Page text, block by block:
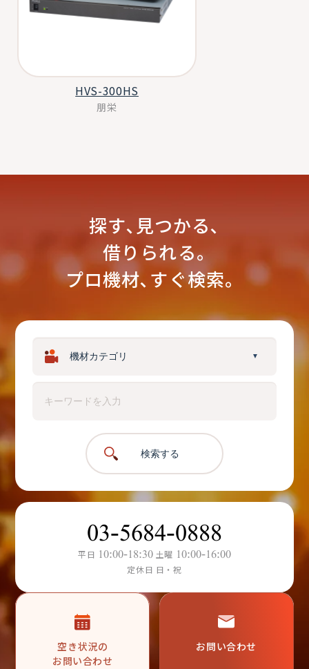
HVS-300HS
朋栄
探す､見つかる､
借りられる｡
プロ機材､すぐ検索。
▼
検索する
03-5684-0888
平日 10:00-18:30 土曜 10:00-16:00
定休日 日・祝
空き状況の
お問い合わせ
お問い合わせ